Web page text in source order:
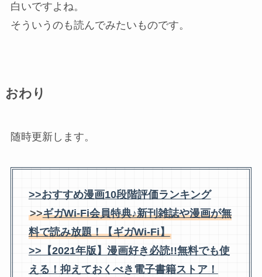
白いですよね。
そういうのも読んでみたいものです。
おわり
随時更新します。
>>おすすめ漫画10段階評価ランキング
>>ギガWi-Fi会員特典♪新刊雑誌や漫画が無
料で読み放題！【ギガWi-Fi】
>>【2021年版】漫画好き必読!!無料でも使
える！抑えておくべき電子書籍ストア！